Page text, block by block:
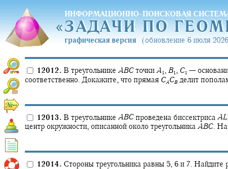
ИНФОРМАЦИОННО-ПОИСКОВАЯ
«ЗАДАЧИ ПО
«ЗАДАЧИ ПО
графическая версия (обновление 6 июля
12012. В треугольнике ABC точки A 1 , B1 , C1 —
соответственно. Докажите, что прямая CACB делит
12013. В треугольнике ABC проведена биссектриса AL
центр окружности, описанной около треугольника ABC.
12014. Стороны треугольника равны 5, 6 и 7. Найдите